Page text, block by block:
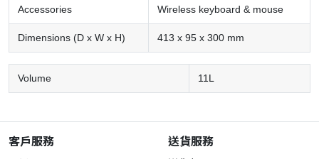
Accessories Wireless keyboard & mouse
Dimensions (D x W x H) 413 x 95 x 300 mm
Volume 11L
客戶服務 送貨服務